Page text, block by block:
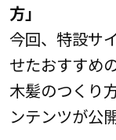
方」
今回、特設サ
せたおすすめ
木髪のつくり
ンテンツが公